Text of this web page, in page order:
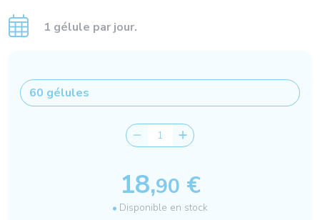
1 gélule par jour.
18,90 €
Disponible en stock